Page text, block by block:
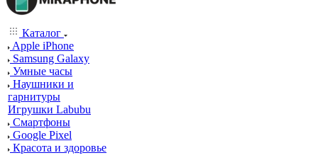
Каталог
Apple iPhone
Samsung Galaxy
Умные часы
Наушники и
гарнитуры
Игрушки Labubu
Смартфоны
Google Pixel
Красота и здоровье